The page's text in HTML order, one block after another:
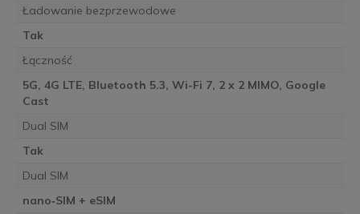
Ładowanie bezprzewodowe
Tak
Łączność
5G, 4G LTE, Bluetooth 5.3, Wi-Fi 7, 2 x 2 MIMO, Google
Cast
Dual SIM
Tak
Dual SIM
nano‑SIM + eSIM